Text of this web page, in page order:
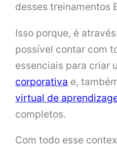
desses treinamentos
Isso porque, é
possível contar com
essenciais para criar
corporativa e,
virtual de
completos.
Com todo esse